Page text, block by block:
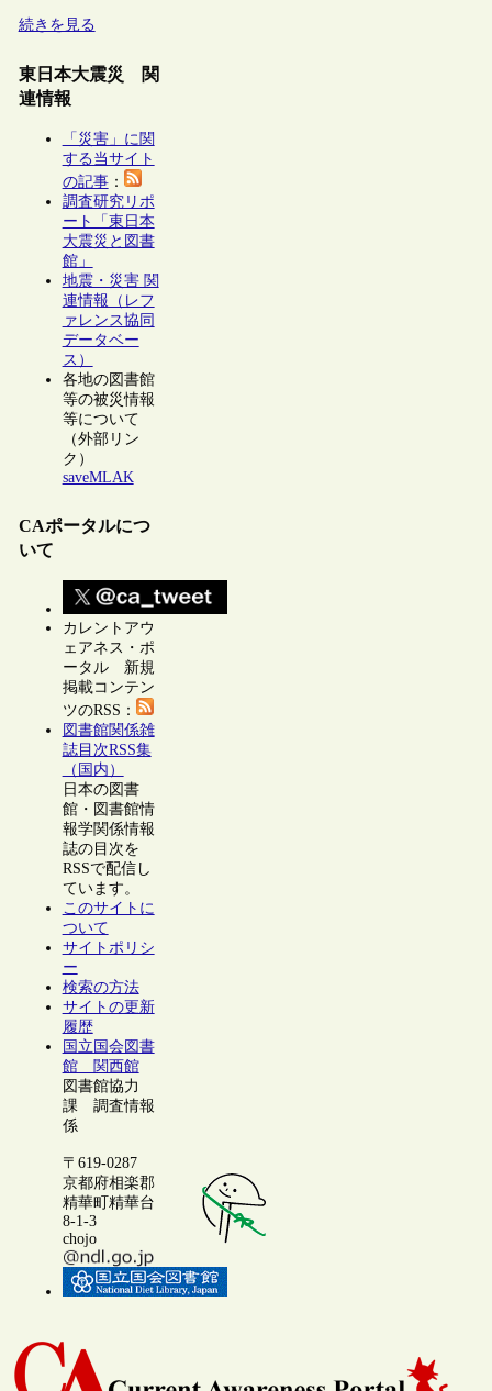
続きを見る
東日本大震災 関
連情報
「災害」に関
する当サイト
の記事：
調査研究リポ
ート「東日本
大震災と図書
館」
地震・災害 関
連情報（レフ
ァレンス協同
データベー
ス）
各地の図書館
等の被災情報
等について
（外部リン
ク）
saveMLAK
CAポータルにつ
いて
カレントアウ
ェアネス・ポ
ータル 新規
掲載コンテン
ツのRSS：
図書館関係雑
誌目次RSS集
（国内）
日本の図書
館・図書館情
報学関係情報
誌の目次を
RSSで配信し
ています。
このサイトに
ついて
サイトポリシ
ー
検索の方法
サイトの更新
履歴
国立国会図書
館 関西館
図書館協力
課 調査情報
係
〒619-0287
京都府相楽郡
精華町精華台
8-1-3
chojo